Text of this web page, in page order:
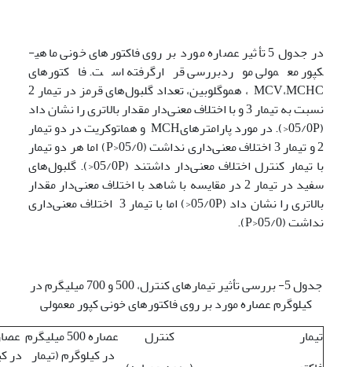
در جدول 5 تأثیر عصاره مورد بر روی فاکتورهای خونی ماهی­
کپور معمولی موردبررسی قرارگرفته است. فاکتورهای
MCV،MCHC ، هموگلوبین، تعداد گلبول‌های قرمز در تیمار 2
نسبت به تیمار 3 و با اختلاف معنی‌دار مقدار بالاتری را نشان داد
(05/0P<). در مورد پارامترهایMCH و هماتوکریت در دو تیمار
2 و تیمار 3 اختلاف معنی‌داری نداشت (05/0<P) اما هر دو تیمار
با تیمار کنترل اختلاف معنی‌دار داشتند (05/0P<). گلبول‌های
سفید در تیمار 2 در مقایسه با شاهد با اختلاف معنی‌دار مقدار
بالاتری را نشان داد (05/0P<) اما با تیمار 3 اختلاف معنی‌داری
نداشت (05/0<P).
جدول 5- بررسی تأثیر تیمارهای کنترل، 500 و 700 میلی­گرم در
کیلوگرم عصاره مورد بر روی فاکتورهای خونی کپور معمولی
تیمار
کنترل
عصاره 500 میلی­گرم
در کیلوگرم (تیمار در